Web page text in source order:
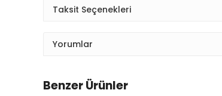
Taksit Seçenekleri
Yorumlar
Benzer Ürünler